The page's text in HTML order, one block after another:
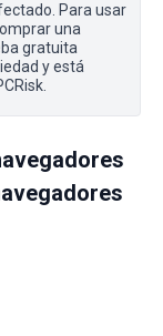
Para usar
una
gratuita
y está